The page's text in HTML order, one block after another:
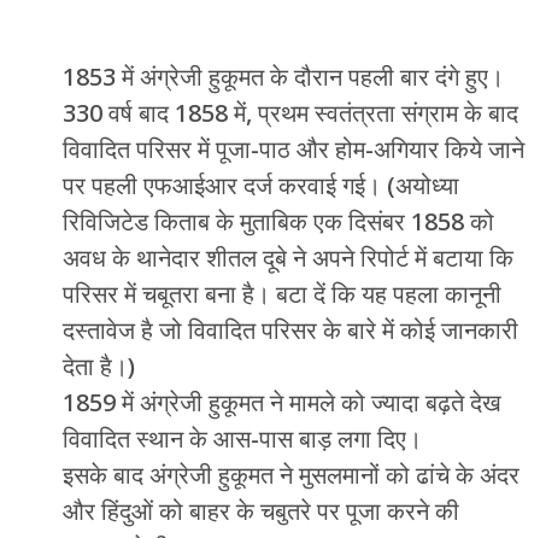
1853 में अंग्रेजी हुकूमत के दौरान पहली बार दंगे हुए।
330 वर्ष बाद 1858 में, प्रथम स्वतंत्रता संग्राम के बाद
विवादित परिसर में पूजा-पाठ और होम-अगियार किये जाने
पर पहली एफआईआर दर्ज करवाई गई। (अयोध्या
रिविजिटेड किताब के मुताबिक एक दिसंबर 1858 को
अवध के थानेदार शीतल दूबे ने अपने रिपोर्ट में बटाया कि
परिसर में चबूतरा बना है। बटा दें कि यह पहला कानूनी
दस्तावेज है जो विवादित परिसर के बारे में कोई जानकारी
देता है।)
1859 में अंग्रेजी हुकूमत ने मामले को ज्यादा बढ़ते देख
विवादित स्थान के आस-पास बाड़ लगा दिए।
इसके बाद अंग्रेजी हुकूमत ने मुसलमानों को ढांचे के अंदर
और हिंदुओं को बाहर के चबुतरे पर पूजा करने की